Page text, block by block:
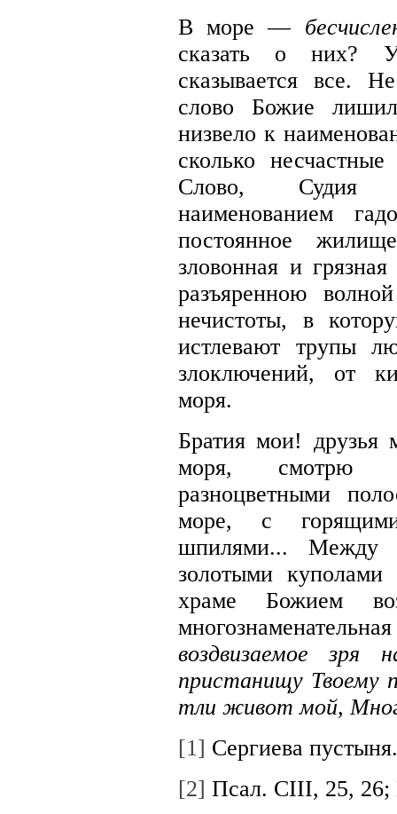
В море —
сказать о них?
сказывается все.
слово Божие
низвело к
сколько
Слово, Судия
наименованием
постоянное
зловонная и
разъяренною
нечистоты, в
истлевают трупы
злоключений, от
моря.
Братия мои!
моря, смотрю
разноцветными
море, с
шпилями...
золотыми
храме Божием
воздвизаемое зря
пристанищу Твоему
тли живот мой,
[1] Сергиева пустыня.
[2] Псал. СIII, 25,